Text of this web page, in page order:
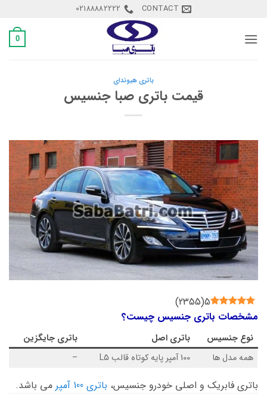
content
CONTACT
02188882222
0
باتری هیوندای
قیمت باتری صبا جنسیس
5
(
2355
)
مشخصات باتری جنسیس چیست؟
نوع جنسیس باتری اصل
باتری جایگزین
همه مدل ها
100 آمپر پایه کوتاه قالب L5 –
باتری فابریک و اصلی خودرو جنسیس، باتری 100 آمپر می باشد.